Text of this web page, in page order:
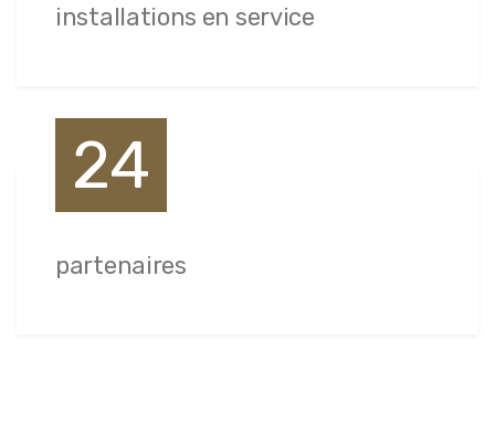
installations en service
24
partenaires